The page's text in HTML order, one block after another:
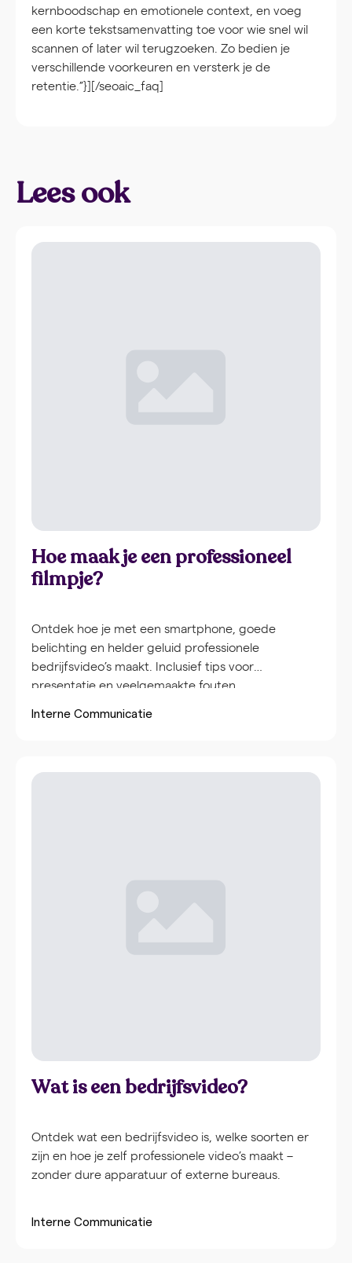
kernboodschap en emotionele context, en voeg
een korte tekstsamenvatting toe voor wie snel wil
scannen of later wil terugzoeken. Zo bedien je
verschillende voorkeuren en versterk je de
retentie.”}][/seoaic_faq]
Lees ook
Hoe maak je een professioneel
filmpje?
Ontdek hoe je met een smartphone, goede
belichting en helder geluid professionele
bedrijfsvideo’s maakt. Inclusief tips voor
presentatie en veelgemaakte fouten.
Interne Communicatie
Wat is een bedrijfsvideo?
Ontdek wat een bedrijfsvideo is, welke soorten er
zijn en hoe je zelf professionele video’s maakt –
zonder dure apparatuur of externe bureaus.
Interne Communicatie